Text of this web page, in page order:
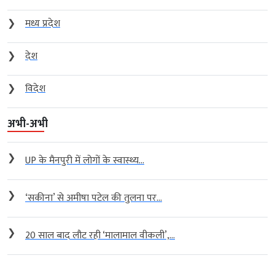
❯
मध्य प्रदेश
❯
देश
❯
विदेश
अभी-अभी
❯ UP के मैनपुरी में लोगों के स्वास्थ्य...
❯ ‘सकीना’ से अमीषा पटेल की तुलना पर...
❯ 20 साल बाद लौट रही ‘मालामाल वीकली’,...